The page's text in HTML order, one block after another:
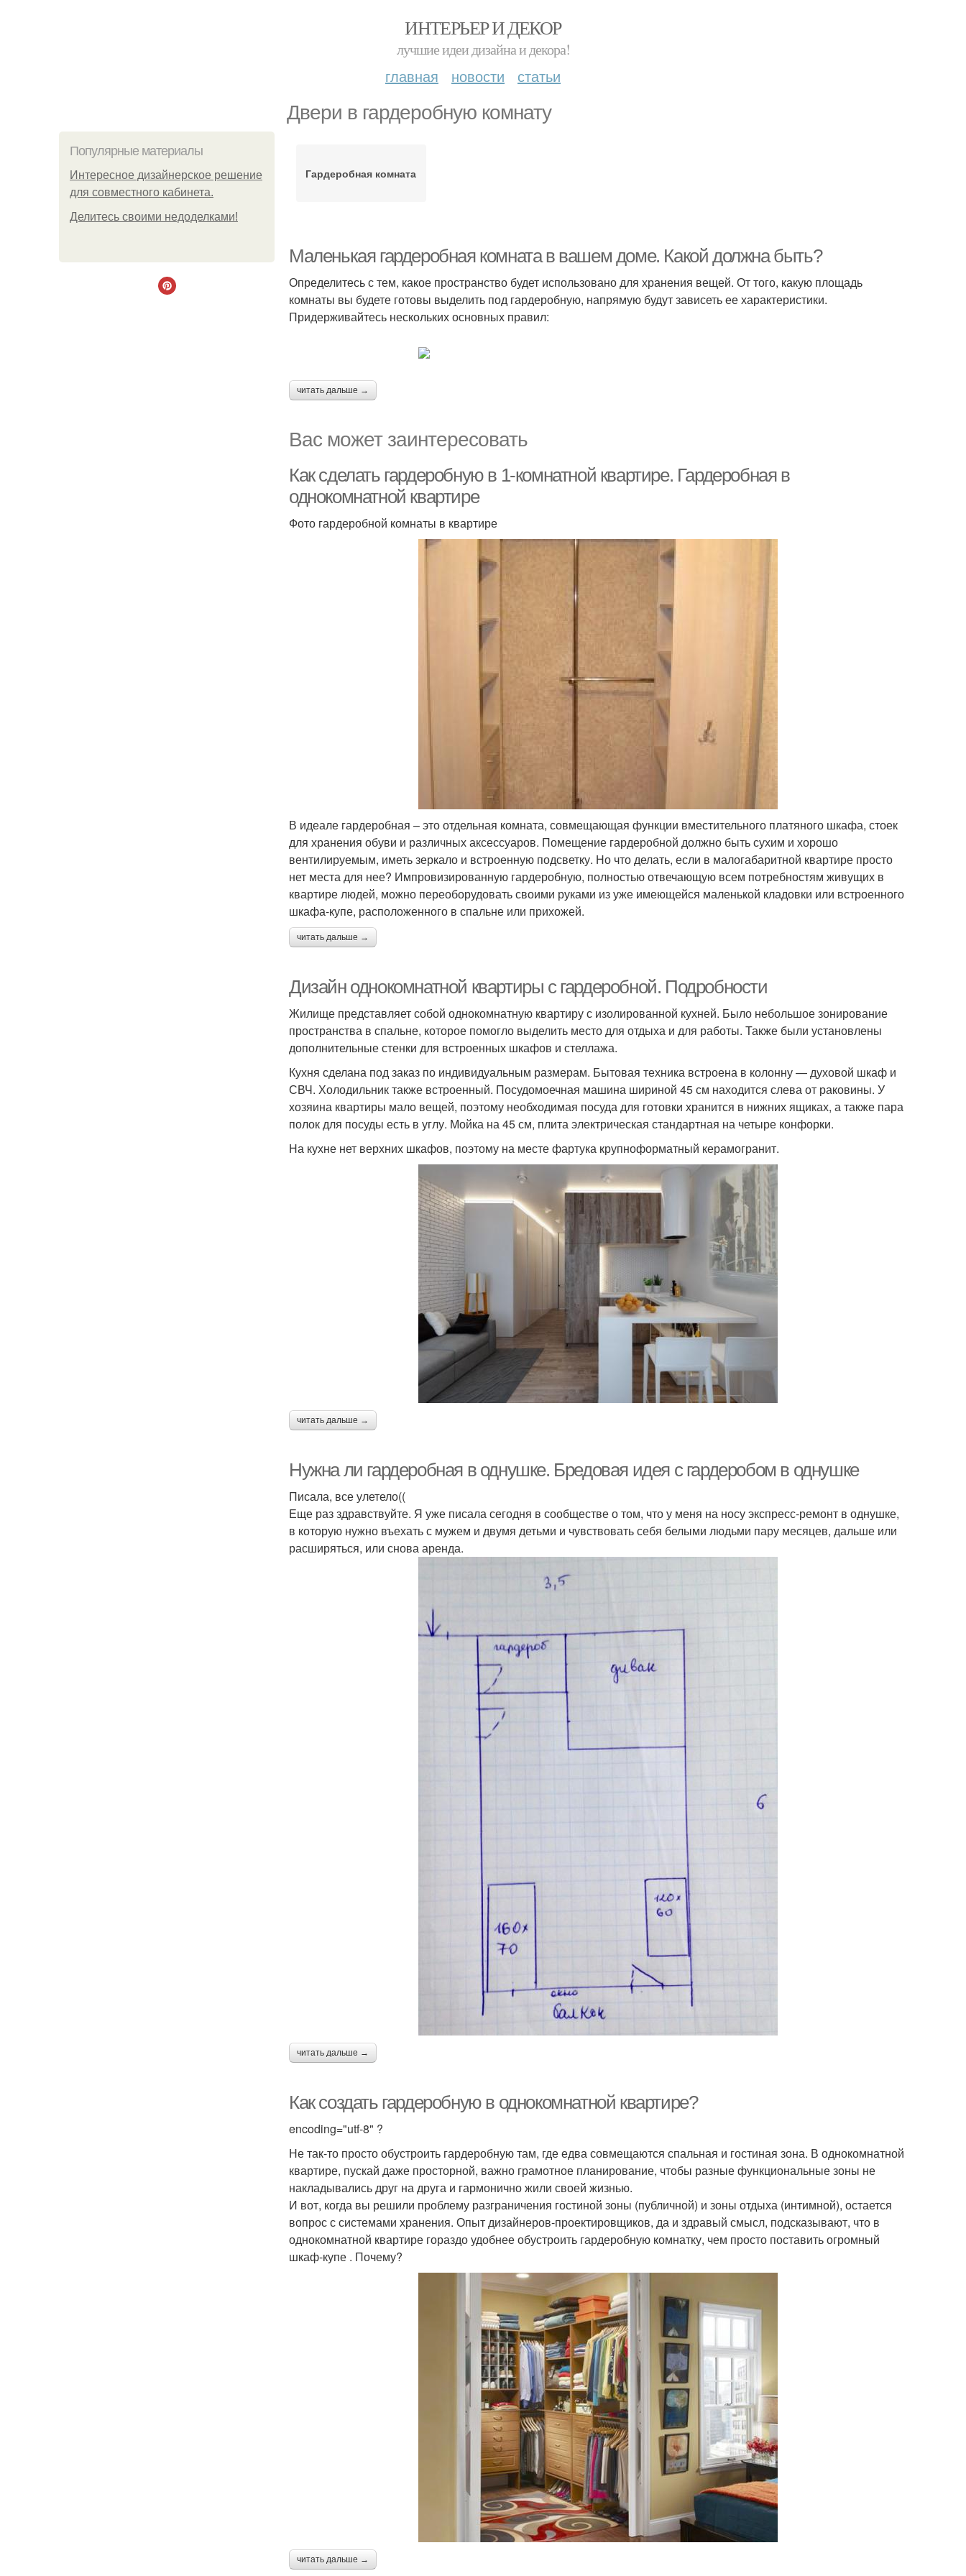
ИНТЕРЬЕР И ДЕКОР
лучшие идеи дизайна и декора!
главная новости статьи
Двери в гардеробную комнату
Популярные материалы
Интересное дизайнерское решение
для совместного кабинета.
Делитесь своими недоделками!
Гардеробная комната
Маленькая гардеробная комната в вашем доме. Какой должна быть?
Определитесь с тем, какое пространство будет использовано для хранения вещей. От того, какую площадь
комнаты вы будете готовы выделить под гардеробную, напрямую будут зависеть ее характеристики.
Придерживайтесь нескольких основных правил:
читать дальше →
Вас может заинтересовать
Как сделать гардеробную в 1-комнатной квартире. Гардеробная в
однокомнатной квартире
Фото гардеробной комнаты в квартире
В идеале гардеробная – это отдельная комната, совмещающая функции вместительного платяного шкафа, стоек
для хранения обуви и различных аксессуаров. Помещение гардеробной должно быть сухим и хорошо
вентилируемым, иметь зеркало и встроенную подсветку. Но что делать, если в малогабаритной квартире просто
нет места для нее? Импровизированную гардеробную, полностью отвечающую всем потребностям живущих в
квартире людей, можно переоборудовать своими руками из уже имеющейся маленькой кладовки или встроенного
шкафа-купе, расположенного в спальне или прихожей.
читать дальше →
Дизайн однокомнатной квартиры с гардеробной. Подробности
Жилище представляет собой однокомнатную квартиру с изолированной кухней. Было небольшое зонирование
пространства в спальне, которое помогло выделить место для отдыха и для работы. Также были установлены
дополнительные стенки для встроенных шкафов и стеллажа.
Кухня сделана под заказ по индивидуальным размерам. Бытовая техника встроена в колонну — духовой шкаф и
СВЧ. Холодильник также встроенный. Посудомоечная машина шириной 45 см находится слева от раковины. У
хозяина квартиры мало вещей, поэтому необходимая посуда для готовки хранится в нижних ящиках, а также пара
полок для посуды есть в углу. Мойка на 45 см, плита электрическая стандартная на четыре конфорки.
На кухне нет верхних шкафов, поэтому на месте фартука крупноформатный керамогранит.
читать дальше →
Нужна ли гардеробная в однушке. Бредовая идея с гардеробом в однушке
Писала, все улетело((
Еще раз здравствуйте. Я уже писала сегодня в сообществе о том, что у меня на носу экспресс-ремонт в однушке,
в которую нужно въехать с мужем и двумя детьми и чувствовать себя белыми людьми пару месяцев, дальше или
расширяться, или снова аренда.
читать дальше →
Как создать гардеробную в однокомнатной квартире?
encoding="utf-8" ?
Не так-то просто обустроить гардеробную там, где едва совмещаются спальная и гостиная зона. В однокомнатной
квартире, пускай даже просторной, важно грамотное планирование, чтобы разные функциональные зоны не
накладывались друг на друга и гармонично жили своей жизнью.
И вот, когда вы решили проблему разграничения гостиной зоны (публичной) и зоны отдыха (интимной), остается
вопрос с системами хранения. Опыт дизайнеров-проектировщиков, да и здравый смысл, подсказывают, что в
однокомнатной квартире гораздо удобнее обустроить гардеробную комнатку, чем просто поставить огромный
шкаф-купе . Почему?
читать дальше →